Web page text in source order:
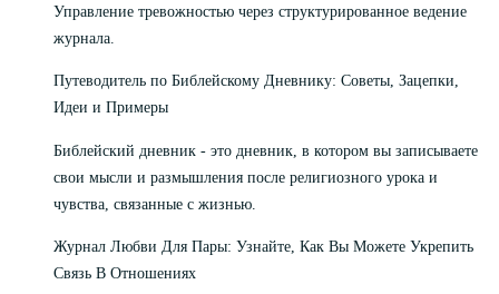
Управление тревожностью через структурированное ведение
журнала.
Путеводитель по Библейскому Дневнику: Советы, Зацепки,
Идеи и Примеры
Библейский дневник - это дневник, в котором вы записываете
свои мысли и размышления после религиозного урока и
чувства, связанные с жизнью.
Журнал Любви Для Пары: Узнайте, Как Вы Можете Укрепить
Связь В Отношениях